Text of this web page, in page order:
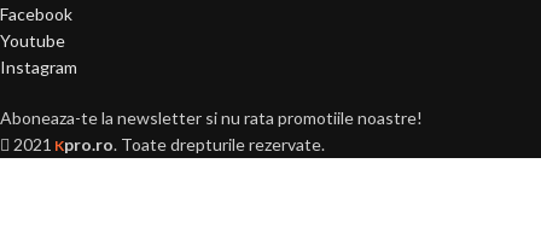
Facebook
Youtube
Instagram
Aboneaza-te la newsletter si nu rata promotiile noastre!
2021 Kpro.ro. Toate drepturile rezervate.